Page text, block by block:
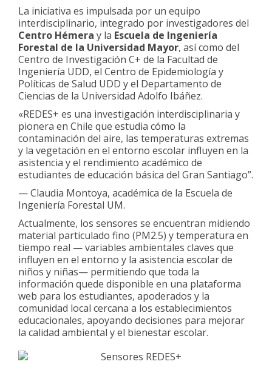
La iniciativa es impulsada por un equipo
interdisciplinario, integrado por investigadores del
Centro Hémera y la Escuela de Ingeniería
Forestal de la Universidad Mayor, así como del
Centro de Investigación C+ de la Facultad de
Ingeniería UDD, el Centro de Epidemiología y
Políticas de Salud UDD y el Departamento de
Ciencias de la Universidad Adolfo Ibáñez.
«REDES+ es una investigación interdisciplinaria y
pionera en Chile que estudia cómo la
contaminación del aire, las temperaturas extremas
y la vegetación en el entorno escolar influyen en la
asistencia y el rendimiento académico de
estudiantes de educación básica del Gran Santiago”.
— Claudia Montoya, académica de la Escuela de
Ingeniería Forestal UM.
Actualmente, los sensores se encuentran midiendo
material particulado fino (PM2.5) y temperatura en
tiempo real — variables ambientales claves que
influyen en el entorno y la asistencia escolar de
niños y niñas— permitiendo que toda la
información quede disponible en una plataforma
web para los estudiantes, apoderados y la
comunidad local cercana a los establecimientos
educacionales, apoyando decisiones para mejorar
la calidad ambiental y el bienestar escolar.